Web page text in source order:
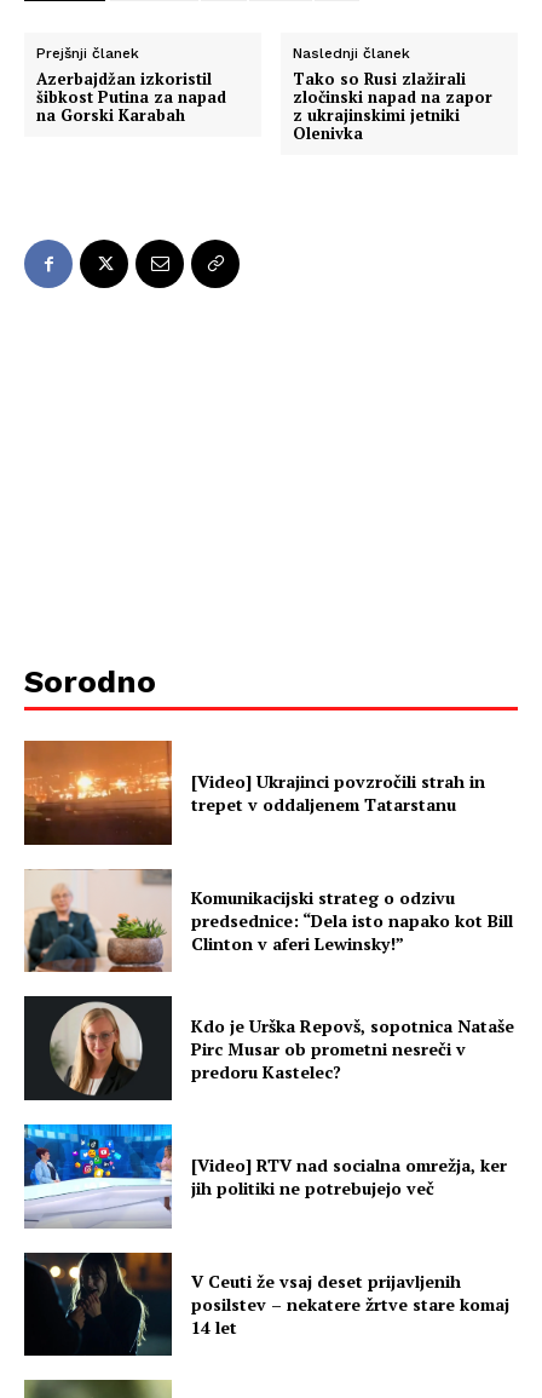
Prejšnji članek
Azerbajdžan izkoristil
šibkost Putina za napad
na Gorski Karabah
Naslednji članek
Tako so Rusi zlažirali
zločinski napad na zapor
z ukrajinskimi jetniki
Olenivka
Sorodno
[Video] Ukrajinci povzročili strah in
trepet v oddaljenem Tatarstanu
Komunikacijski strateg o odzivu
predsednice: “Dela isto napako kot Bill
Clinton v aferi Lewinsky!”
Kdo je Urška Repovš, sopotnica Nataše
Pirc Musar ob prometni nesreči v
predoru Kastelec?
[Video] RTV nad socialna omrežja, ker
jih politiki ne potrebujejo več
V Ceuti že vsaj deset prijavljenih
posilstev – nekatere žrtve stare komaj
14 let